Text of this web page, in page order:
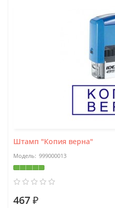
Штамп "Копия верна"
999000013
467 ₽